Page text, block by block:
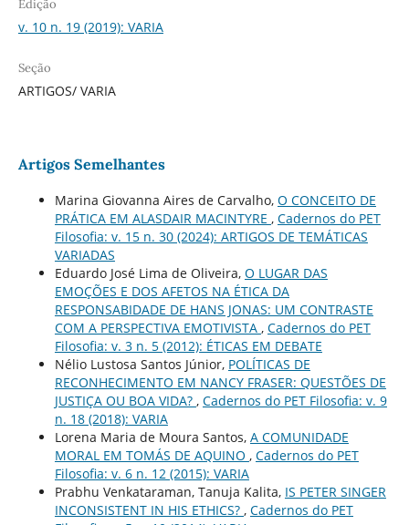
Edição
v. 10 n. 19 (2019): VARIA
Seção
ARTIGOS/ VARIA
Artigos Semelhantes
Marina Giovanna Aires de Carvalho, O CONCEITO DE
PRÁTICA EM ALASDAIR MACINTYRE , Cadernos do PET
Filosofia: v. 15 n. 30 (2024): ARTIGOS DE TEMÁTICAS
VARIADAS
Eduardo José Lima de Oliveira, O LUGAR DAS
EMOÇÕES E DOS AFETOS NA ÉTICA DA
RESPONSABIDADE DE HANS JONAS: UM CONTRASTE
COM A PERSPECTIVA EMOTIVISTA , Cadernos do PET
Filosofia: v. 3 n. 5 (2012): ÉTICAS EM DEBATE
Nélio Lustosa Santos Júnior, POLÍTICAS DE
RECONHECIMENTO EM NANCY FRASER: QUESTÕES DE
JUSTIÇA OU BOA VIDA? , Cadernos do PET Filosofia: v. 9
n. 18 (2018): VARIA
Lorena Maria de Moura Santos, A COMUNIDADE
MORAL EM TOMÁS DE AQUINO , Cadernos do PET
Filosofia: v. 6 n. 12 (2015): VARIA
Prabhu Venkataraman, Tanuja Kalita, IS PETER SINGER
INCONSISTENT IN HIS ETHICS? , Cadernos do PET